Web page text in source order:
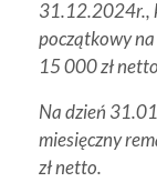
31.12.2024r.,
początkowy
15 000 zł
Na dzień
miesięczny
zł netto.